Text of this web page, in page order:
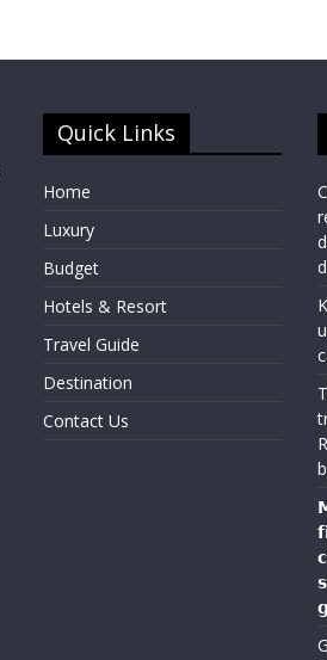
Quick Links
Home
Luxury
Budget
Hotels & Resort
Travel Guide
Destination
Contact Us